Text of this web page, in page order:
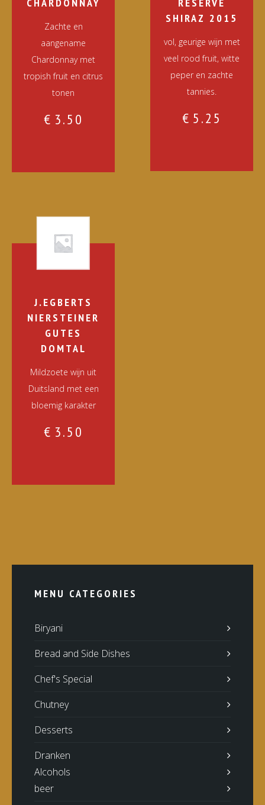
Zachte en
aangename
Chardonnay met
tropish fruit en citrus
tonen
€ 3.50
SHIRAZ 2015
vol, geurige wijn met
veel rood fruit, witte
peper en zachte
tannies.
€ 5.25
J.EGBERTS
NIERSTEINER
GUTES
DOMTAL
Mildzoete wijn uit
Duitsland met een
bloemig karakter
€ 3.50
MENU CATEGORIES
Biryani
Bread and Side Dishes
Chef's Special
Chutney
Desserts
Dranken
Alcohols
beer